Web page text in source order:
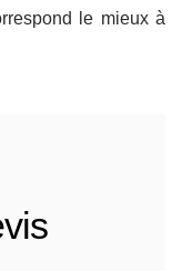
le mieux à